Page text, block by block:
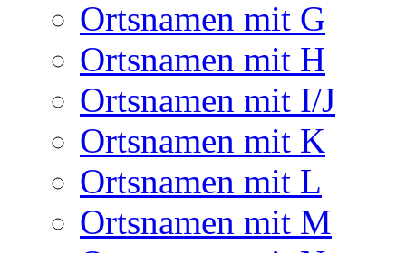
Ortsnamen mit G
Ortsnamen mit H
Ortsnamen mit I/J
Ortsnamen mit K
Ortsnamen mit L
Ortsnamen mit M